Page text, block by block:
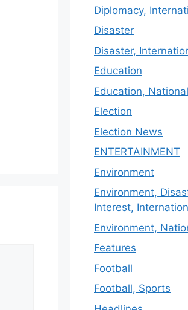
Diplomacy,
Disaster
Disaster,
Education
Education, National
Election
Election News
ENTERTAINMENT
Environment
Environment,
Interest,
Environment,
Features
Football
Football, Sports